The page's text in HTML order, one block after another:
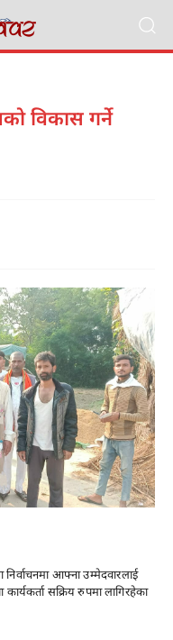
विकास गर्ने
आफ्ना उम्मेदवारलाई
सक्रिय रुपमा लागिरहेका